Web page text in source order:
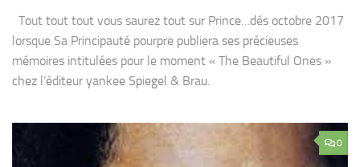
Tout tout tout vous saurez tout sur Prince…dés octobre 2017
lorsque Sa Principauté pourpre publiera ses précieuses
mémoires intitulées pour le moment « The Beautiful Ones »
chez l’éditeur yankee Spiegel & Brau.
0